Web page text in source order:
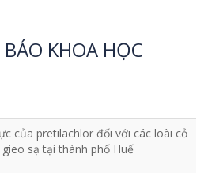
KHOA HỌC
của pretilachlor đối với các loài cỏ
sạ tại thành phố Huế